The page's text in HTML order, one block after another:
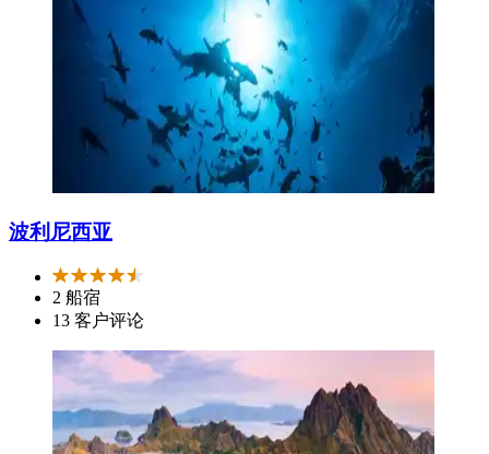
波利尼西亚
2 船宿
13 客户评论